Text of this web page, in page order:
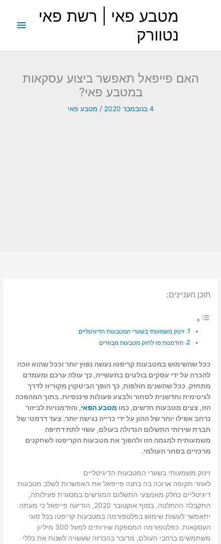
מטבע פאי | רשת פאי
נטוורק
האם פייפאל תאפשר ביצוע עסקאות
במטבע פאי?
4 בנובמבר 2020 / מטבע פאי
תוכן העניינים:
זינוק משמעותי בשערי המטבעות הדיגיטליים
הזדמנות פז לחזק מטבעות מבוזרים
ככל שהשימוש במטבעות קריפטו נעשה נפוץ יותר וככל שהוא זוכה
להכרה על ידי עסקים בולטים בתעשייה, כך עולה ערכם ומעמדם
מתחזק. ככל שהשנים חולפות, כך הופך הביטקוין מקוריוז לדרך
לגיטימית וחדשנית לסחור ולבצע פעולות פיננסיות. בתוך המהפכה
הזו, צצים מטבעות חדשים, כמו מטבע הפאי, והזדמנויות לביזור
נרחב אפילו יותר של ההון על ידי כרייה נגישה יותר. צעד דרמטי של
חברת שירותי התשלום הגדולה בעולם, עשוי לתת דחיפה
משמעותית למגמה הזו ולהפוך את מטבעות הקריפטו לשחקנים
מרכזיים בסחר העולמי.
זינוק משמעותי בשערי המטבעות הדיגיטליים
לאחר תקופה ארוכה בה בחנה פייפאל את האפשרות לשלב מטבעות
דיגיטליים כחלק מאמצעי התשלום המורשים במסגרת פעילותה,
התקבלה ההחלטה. בסוף אוקטובר 2020, הודיעה פייפאל כי מעתה
יתאפשר לעשות שימוש בפלטפורמה במטבעות קריפטו בכל סוגי
העסקאות. כפלטפורמה המספקת שירותים למעל 300 מיליון
משתמשים ברחבי העולם, מדובר בהכרזה שעשויה לשנות את כללי